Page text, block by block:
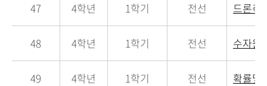
47 4학년 1학기 전선 드론측
48 4학년 1학기 전선 수자원
49 4학년 1학기 전선 확률및